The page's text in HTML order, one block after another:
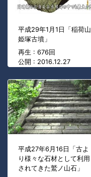
平成29年1月1日「稲荷山
姫塚古墳」
再生 : 676回
公開 : 2016.12.27
平成27年6月16日「古よ
り様々な石材として利用
されてきた鷲ノ山石」